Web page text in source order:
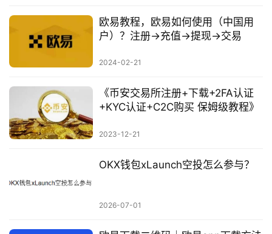
欧易教程，欧易如何使用（中国用
户）？注册→充值→提现→交易
2024-02-21
《币安交易所注册+下载+2FA认证
+KYC认证+C2C购买 保姆级教程》
2023-12-21
OKX钱包xLaunch空投怎么参与？
2026-07-01